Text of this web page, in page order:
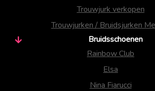
Trouwjurk verkopen
Trouwjurken / Bruidsjurken
Bruidsschoenen
Rainbow Club
Elsa
Nina Fiarucci